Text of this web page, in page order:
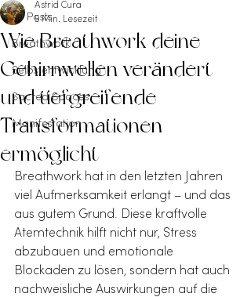
All Posts
Breathwork
Selbstentwicklung
Sacred Spaces
Manifestation
Wie Breathwork deine
Gehirnwellen verändert
und tiefgreifende
Transformationen
ermöglicht
Astrid Cura
5 Min. Lesezeit
Breathwork hat in den letzten Jahren
viel Aufmerksamkeit erlangt – und das
aus gutem Grund. Diese kraftvolle
Atemtechnik hilft nicht nur, Stress
abzubauen und emotionale
Blockaden zu lösen, sondern hat auch
nachweisliche Auswirkungen auf die